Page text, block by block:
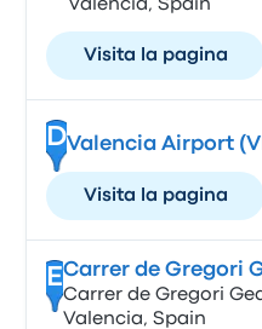
Valencia, Spain
Visita la pagina
DValencia Airport
Visita la pagina
ECarrer de Gregori
Carrer de Gregori
Valencia, Spain